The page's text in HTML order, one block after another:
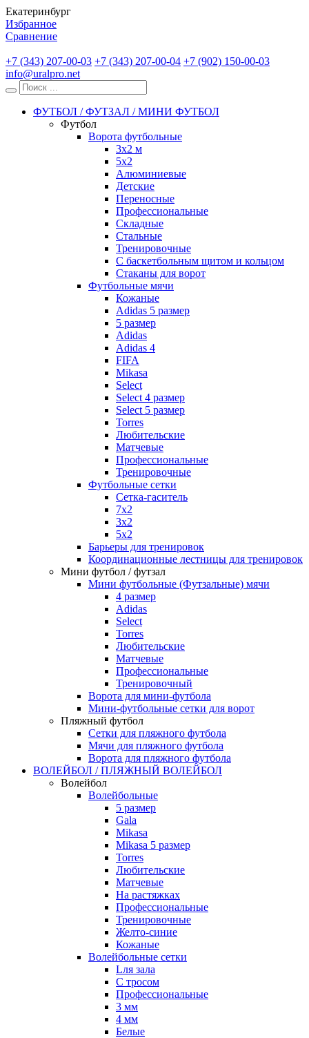
Екатеринбург
Избранное
Сравнение
+7 (343) 207-00-03 +7 (343) 207-00-04 +7 (902) 150-00-03
info@uralpro.net
ФУТБОЛ / ФУТЗАЛ / МИНИ ФУТБОЛ
Футбол
Ворота футбольные
3х2 м
5х2
Алюминиевые
Детские
Переносные
Профессиональные
Складные
Стальные
Тренировочные
С баскетбольным щитом и кольцом
Стаканы для ворот
Футбольные мячи
Кожаные
Adidas 5 размер
5 размер
Adidas
Adidas 4
FIFA
Mikasa
Select
Select 4 размер
Select 5 размер
Torres
Любительские
Матчевые
Профессиональные
Тренировочные
Футбольные сетки
Сетка-гаситель
7x2
3х2
5х2
Барьеры для тренировок
Координационные лестницы для тренировок
Мини футбол / футзал
Мини футбольные (Футзальные) мячи
4 размер
Adidas
Select
Torres
Любительские
Матчевые
Профессиональные
Тренировочный
Ворота для мини-футбола
Мини-футбольные сетки для ворот
Пляжный футбол
Сетки для пляжного футбола
Мячи для пляжного футбола
Ворота для пляжного футбола
ВОЛЕЙБОЛ / ПЛЯЖНЫЙ ВОЛЕЙБОЛ
Волейбол
Волейбольные
5 размер
Gala
Mikasa
Mikasa 5 размер
Torres
Любительские
Матчевые
На растяжках
Профессиональные
Тренировочные
Желто-синие
Кожаные
Волейбольные сетки
Lля зала
C тросом
Профессиональные
3 мм
4 мм
Белые